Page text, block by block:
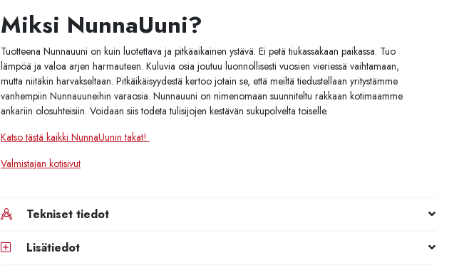
Miksi NunnaUuni?
Tuotteena Nunnauuni on kuin luotettava ja pitkäaikainen ystävä. Ei petä tiukassakaan paikassa. Tuo
lämpöä ja valoa arjen harmauteen. Kuluvia osia joutuu luonnollisesti vuosien vieriessä vaihtamaan,
mutta niitäkin harvakseltaan. Pitkäikäisyydestä kertoo jotain se, että meiltä tiedustellaan yritystämme
vanhempiin Nunnauuneihin varaosia. Nunnauuni on nimenomaan suunniteltu rakkaan kotimaamme
ankariin olosuhteisiin. Voidaan siis todeta tulisijojen kestävän sukupolvelta toiselle.
Katso tästä kaikki NunnaUunin takat!
Valmistajan kotisivut
Tekniset tiedot
Lisätiedot